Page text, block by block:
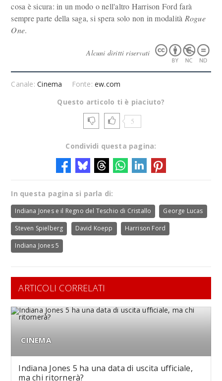
cosa è sicura: in un modo o nell'altro Harrison Ford farà
sempre parte della saga, si spera solo non in modalità Rogue
One.
Alcuni diritti riservati
Canale:Cinema Fonte:ew.com
Questo articolo ti è piaciuto?
5
Condividi questa pagina:
In questa pagina si parla di:
Indiana Jones e il Regno del Teschio di Cristallo George Lucas
Steven Spielberg David Koepp Harrison Ford
Indiana Jones 5
ARTICOLI CORRELATI
CINEMA
Indiana Jones 5 ha una data di uscita ufficiale,
ma chi ritornerà?